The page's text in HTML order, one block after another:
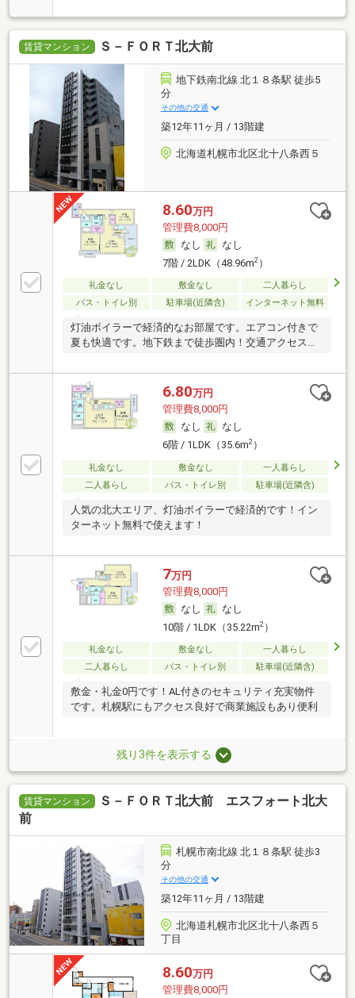
賃貸マンション Ｓ－ＦＯＲＴ北大前
地下鉄南北線 北１８条駅 徒歩5
分
その他の交通
築12年11ヶ月 / 13階建
北海道札幌市北区北十八条西５
8.60万円
管理費8,000円
なし
なし
7階 / 2LDK（48.96m2）
礼金なし 敷金なし
二人暮らし
バス・トイレ別
駐車場(近隣含) インターネット無料
灯油ボイラーで経済的なお部屋です。エアコン付きで
夏も快適です。地下鉄まで徒歩圏内！交通アクセス良
6.80万円
管理費8,000円
なし
なし
6階 / 1LDK（35.6m2）
礼金なし 敷金なし
一人暮らし
二人暮らし
バス・トイレ別 駐車場(近隣含)
人気の北大エリア、灯油ボイラーで経済的です！イン
ターネット無料で使えます！
7万円
管理費8,000円
なし
なし
10階 / 1LDK（35.22m2）
礼金なし 敷金なし
一人暮らし
二人暮らし
バス・トイレ別 駐車場(近隣含)
敷金・礼金0円です！AL付きのセキュリティ充実物件
です。札幌駅にもアクセス良好で商業施設もあり便利
残り3件を表示する
賃貸マンション
Ｓ－ＦＯＲＴ北大前 エスフォート北大
前
札幌市南北線 北１８条駅 徒歩3
分
その他の交通
築12年11ヶ月 / 13階建
北海道札幌市北区北十八条西５
丁目
8.60万円
管理費8,000円